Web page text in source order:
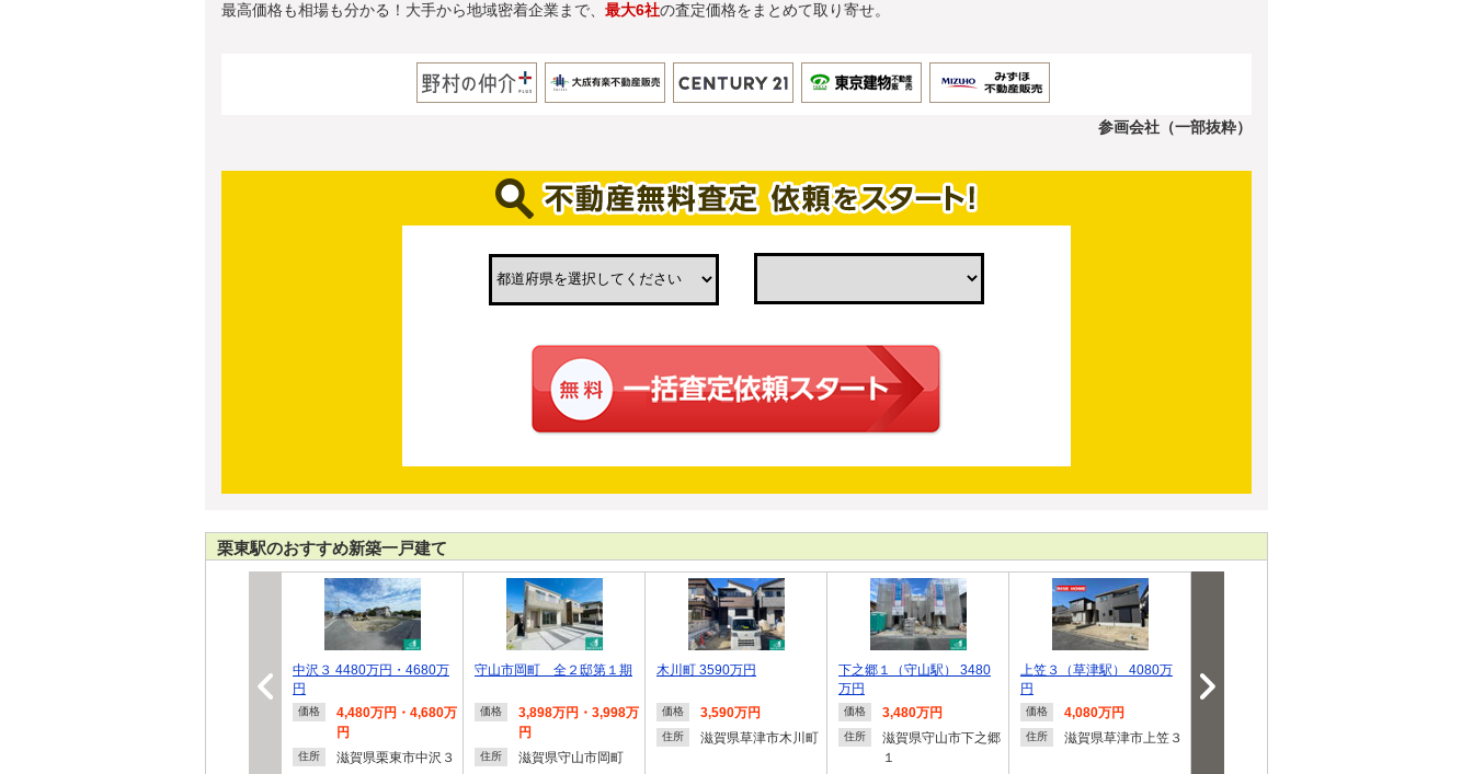
最高価格も相場も分かる！大手から地域密着企業まで、 最大6社の査定価格をまとめて取り寄せ。
参画会社（一部抜粋）
栗東駅のおすすめ新築一戸建て
中沢３ 4480万円・4680万
円
価格
4,480万円・4,680万
円
住所 滋賀県栗東市中沢３
守山市岡町 全２邸第１期
価格
3,898万円・3,998万
円
住所 滋賀県守山市岡町
木川町 3590万円
価格 3,590万円
住所 滋賀県草津市木川町
下之郷１（守山駅） 3480
万円
価格 3,480万円
住所
滋賀県守山市下之郷
１
上笠３（草津駅） 4080万
円
価格 4,080万円
住所 滋賀県草津市上笠３
円